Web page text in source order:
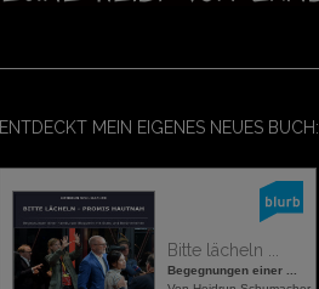
ENTDECKT MEIN EIGENES NEUES BUCH:
Bitte lächeln ...
Begegnungen einer ...